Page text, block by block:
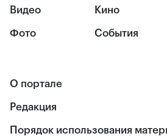
Видео
Фото
Кино
События
О портале
Редакция
Порядок использования